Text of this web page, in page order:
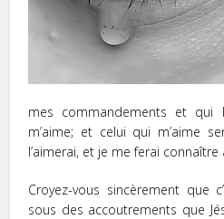
mes commandements et qui
m’aime; et celui qui m’aime
l’aimerai, et je me ferai connaître
Croyez-vous sincèrement que
sous des accoutrements que